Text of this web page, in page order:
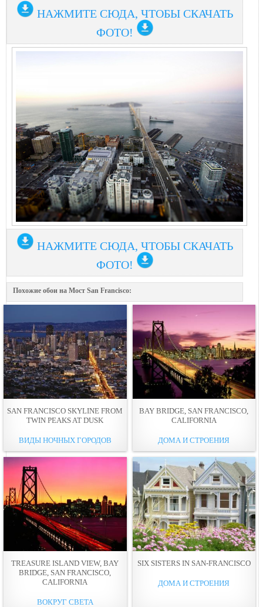
НАЖМИТЕ СЮДА, ЧТОБЫ СКАЧАТЬ
ФОТО!
НАЖМИТЕ СЮДА, ЧТОБЫ СКАЧАТЬ
ФОТО!
Похожие обои на Мост San Francisco:
SAN FRANCISCO SKYLINE FROM
TWIN PEAKS AT DUSK
ВИДЫ НОЧНЫХ ГОРОДОВ
BAY BRIDGE, SAN FRANCISCO,
CALIFORNIA
ДОМА И СТРОЕНИЯ
TREASURE ISLAND VIEW, BAY
BRIDGE, SAN FRANCISCO,
CALIFORNIA
ВОКРУГ СВЕТА
SIX SISTERS IN SAN-FRANCISCO
ДОМА И СТРОЕНИЯ